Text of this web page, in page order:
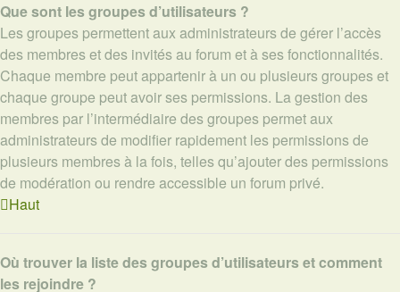
Que sont les groupes d’utilisateurs ?
Les groupes permettent aux administrateurs de gérer l’accès
des membres et des invités au forum et à ses fonctionnalités.
Chaque membre peut appartenir à un ou plusieurs groupes et
chaque groupe peut avoir ses permissions. La gestion des
membres par l’intermédiaire des groupes permet aux
administrateurs de modifier rapidement les permissions de
plusieurs membres à la fois, telles qu’ajouter des permissions
de modération ou rendre accessible un forum privé.
Haut
Où trouver la liste des groupes d’utilisateurs et comment
les rejoindre ?